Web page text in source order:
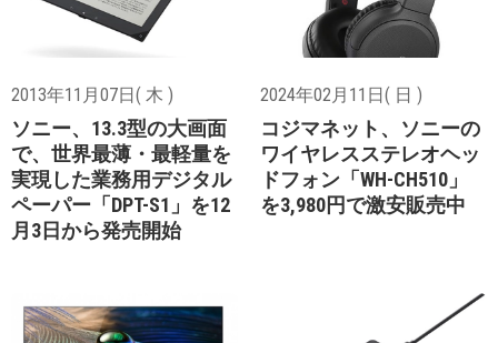
2013年11月07日( 木 )
ソニー、13.3型の大画面
で、世界最薄・最軽量を
実現した業務用デジタル
ペーパー「DPT-S1」を12
月3日から発売開始
2024年02月11日( 日 )
コジマネット、ソニーの
ワイヤレスステレオヘッ
ドフォン「WH-CH510」
を3,980円で激安販売中